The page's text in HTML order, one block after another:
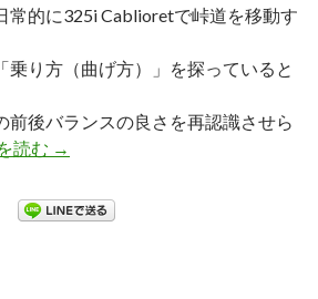
常的に325i Cablioretで峠道を移動す
乗り方（曲げ方）」を探っていると
前後バランスの良さを再認識させら
読む 姿勢変化と4輪トータルグリッ
→